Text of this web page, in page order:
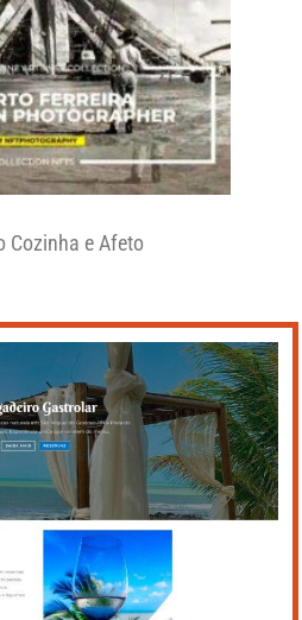
Cozinha e Afeto